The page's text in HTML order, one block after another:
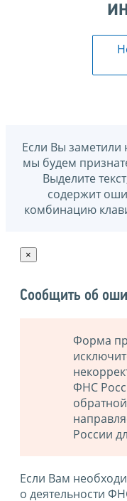
Если Вы заметили
мы будем
Выделите
содержит
комбинацию
×
Сообщить об
Форма
ФНС
России
Если Вам
о деятельности